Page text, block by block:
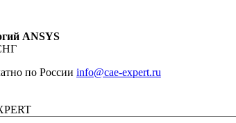
ANSYS
по России info@cae-expert.ru